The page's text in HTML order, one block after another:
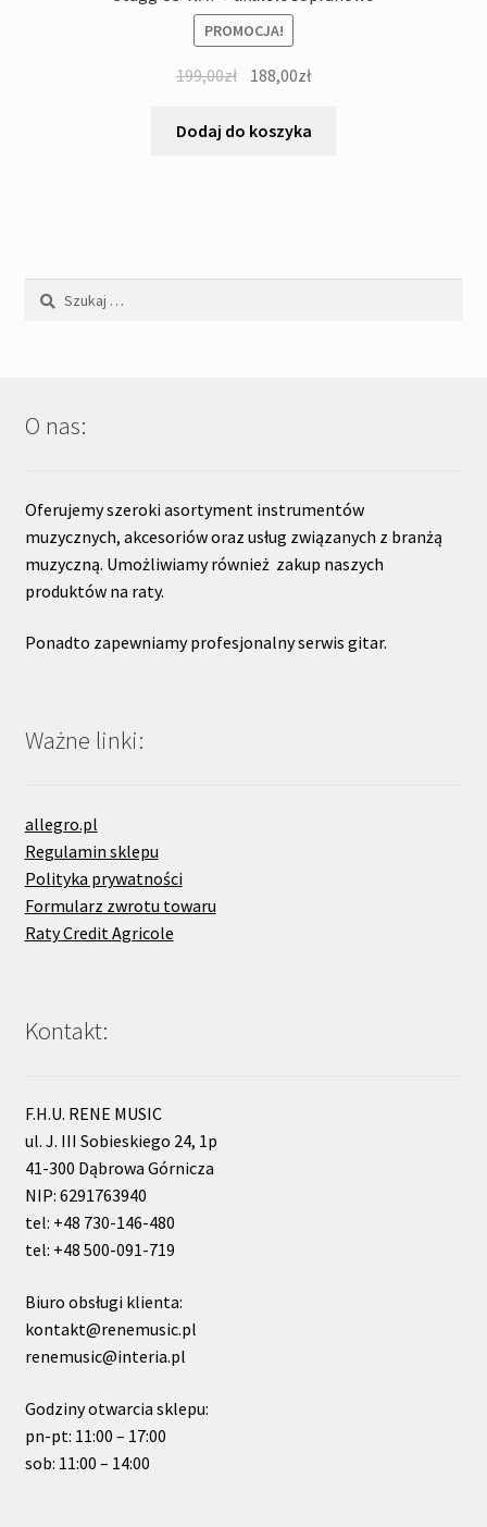
PROMOCJA!
199,00zł Pierwotna
wynosiła:
188,00złAktualna
wynosi:
Dodaj do koszyka
Szukaj:
O nas:
Oferujemy szeroki asortyment instrumentów
muzycznych, akcesoriów oraz usług związanych z branżą
muzyczną. Umożliwiamy również zakup naszych
produktów na raty.
Ponadto zapewniamy profesjonalny serwis gitar.
Ważne linki:
allegro.pl
Regulamin sklepu
Polityka prywatności
Formularz zwrotu towaru
Raty Credit Agricole
Kontakt:
F.H.U. RENE MUSIC
ul. J. III Sobieskiego 24, 1p
41-300 Dąbrowa Górnicza
NIP: 6291763940
tel: +48 730-146-480
tel: +48 500-091-719
Biuro obsługi klienta:
kontakt@renemusic.pl
renemusic@interia.pl
Godziny otwarcia sklepu:
pn-pt: 11:00 – 17:00
sob: 11:00 – 14:00